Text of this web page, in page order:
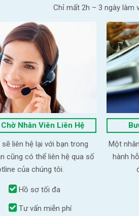
Chỉ mất 2h – 3 ngày làm
Nhân Viên Liên Hệ
sẽ liên hệ lại với bạn trong
cũng có thể liên hệ qua số
của chúng tôi.
Một
hành
Hồ sơ tối đa
Tư vấn miễn phí